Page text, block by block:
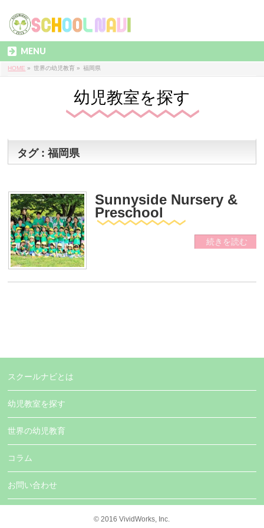
MENU
HOME » 世界の幼児教育 » 福岡県
幼児教室を探す
タグ : 福岡県
Sunnyside Nursery &
Preschool
続きを読む
スクールナビとは
幼児教室を探す
世界の幼児教育
コラム
お問い合わせ
© 2016VividWorks, Inc.